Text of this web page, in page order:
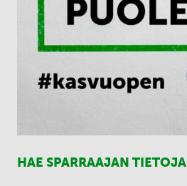
HAE SPARRAAJAN TIETOJA